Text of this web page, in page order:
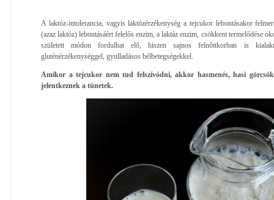
A laktóz-intolerancia, vagyis laktózérzékenység a tejcukor lebontásakor
(azaz laktóz) lebontásáért felelős enzim, a laktáz enzim, csökkent termelődése
született módon fordulhat elő, hiszen sajnos felnőttkorban is
gluténérzékenységgel, gyulladásos bélbetegségekkel.
Amikor a tejcukor nem tud felszívódni, akkor hasmenés, hasi
jelentkeznek a tünetek.